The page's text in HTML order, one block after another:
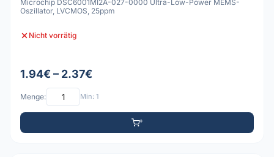
Microchip DSC6001MI2A-027-0000 Ultra-Low-Power MEMS-
Oszillator, LVCMOS, 25ppm
Nicht vorrätig
1.94€ – 2.37€
Menge: Min: 1